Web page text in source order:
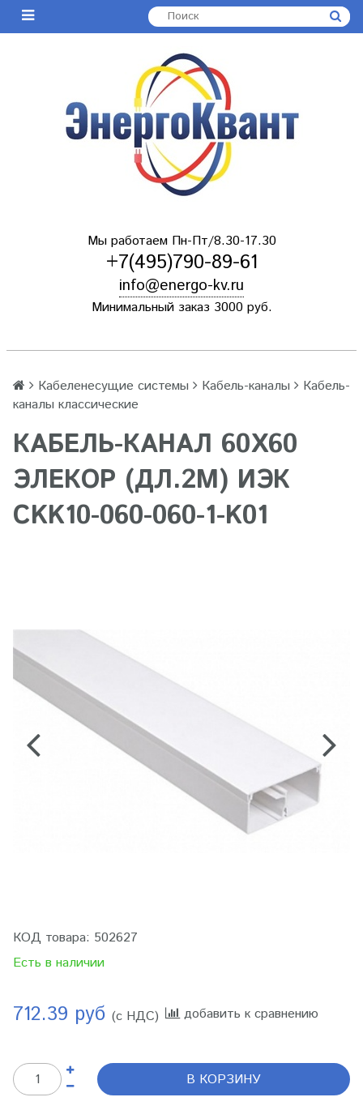
Мы работаем Пн-Пт/8.30-17.30
+7(495)790-89-61
info@energo-kv.ru
Минимальный заказ 3000 руб.
Кабеленесущие системы Кабель-каналы
Кабель-
каналы классические
КАБЕЛЬ-КАНАЛ 60Х60
ЭЛЕКОР (ДЛ.2М) ИЭК
CKK10-060-060-1-K01
КОД товара: 502627
Есть в наличии
712.39 руб (с НДС) добавить к сравнению
В КОРЗИНУ